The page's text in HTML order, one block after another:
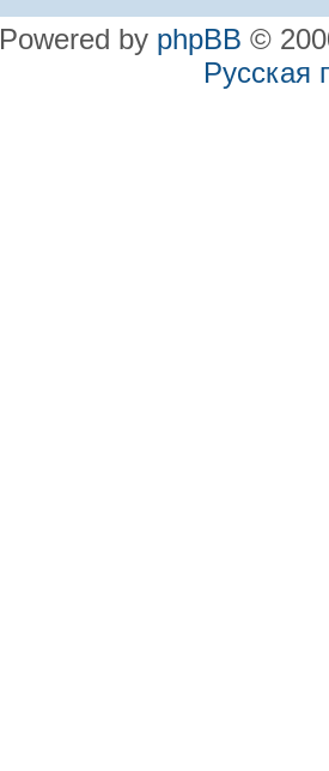
Powered by phpBB ©
Русская